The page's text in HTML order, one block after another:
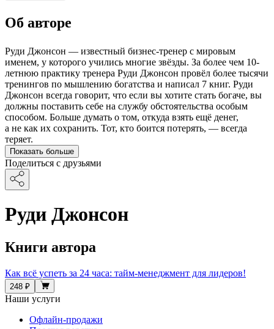
Об авторе
Руди Джонсон — известный бизнес-тренер с мировым
именем, у которого учились многие звёзды. За более чем 10-
летнюю практику тренера Руди Джонсон провёл более тысячи
тренингов по мышлению богатства и написал 7 книг. Руди
Джонсон всегда говорит, что если вы хотите стать богаче, вы
должны поставить себе на службу обстоятельства особым
способом. Больше думать о том, откуда взять ещё денег,
а не как их сохранить. Тот, кто боится потерять, — всегда
теряет.
Показать больше
Поделиться с друзьями
Руди Джонсон
Книги автора
Как всё успеть за 24 часа: тайм-менеджмент для лидеров!
248 ₽
Наши услуги
Офлайн-продажи